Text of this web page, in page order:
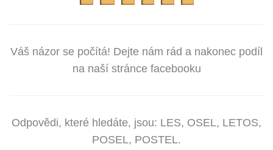
Váš názor se počítá! Dejte nám rád a nakonec podíl
na naší stránce facebooku
Odpovědi, které hledáte, jsou: LES, OSEL, LETOS,
POSEL, POSTEL.